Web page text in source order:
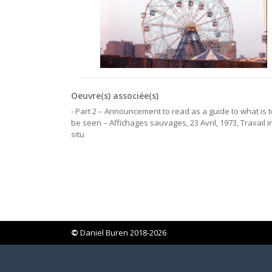
Oeuvre(s) associée(s)
- Part 2 – Announcement to read as a guide to what is
be seen – Affichages sauvages, 23 Avril, 1973, Travail
situ
© Daniel Buren 2018-2026